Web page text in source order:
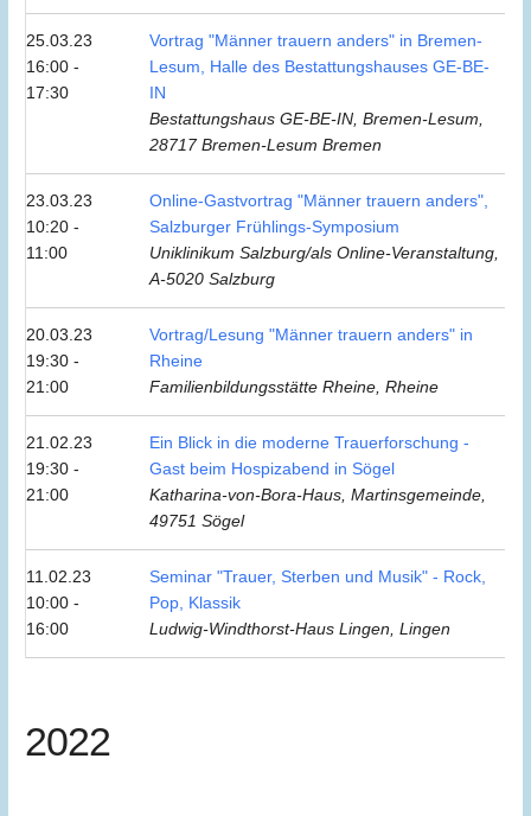
25.03.23
16:00 -
17:30
Vortrag "Männer trauern anders" in Bremen-
Lesum, Halle des Bestattungshauses GE-BE-
IN
Bestattungshaus GE-BE-IN, Bremen-Lesum,
28717 Bremen-Lesum Bremen
23.03.23
10:20 -
11:00
Online-Gastvortrag "Männer trauern anders",
Salzburger Frühlings-Symposium
Uniklinikum Salzburg/als Online-Veranstaltung,
A-5020 Salzburg
20.03.23
19:30 -
21:00
Vortrag/Lesung "Männer trauern anders" in
Rheine
Familienbildungsstätte Rheine, Rheine
21.02.23
19:30 -
21:00
Ein Blick in die moderne Trauerforschung -
Gast beim Hospizabend in Sögel
Katharina-von-Bora-Haus, Martinsgemeinde,
49751 Sögel
11.02.23
10:00 -
16:00
Seminar "Trauer, Sterben und Musik" - Rock,
Pop, Klassik
Ludwig-Windthorst-Haus Lingen, Lingen
2022